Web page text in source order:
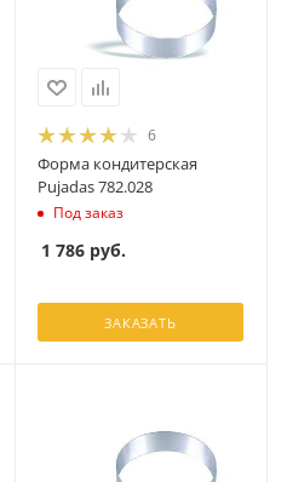
6
Форма кондитерская
Pujadas 782.028
Под заказ
1 786 руб.
ЗАКАЗАТЬ